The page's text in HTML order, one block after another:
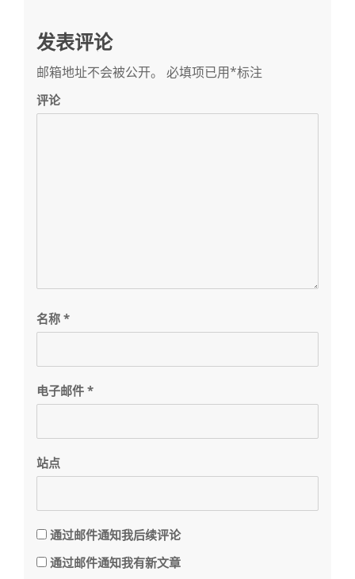
发表评论
邮箱地址不会被公开。 必填项已用*标注
评论
名称 *
电子邮件 *
站点
通过邮件通知我后续评论
通过邮件通知我有新文章